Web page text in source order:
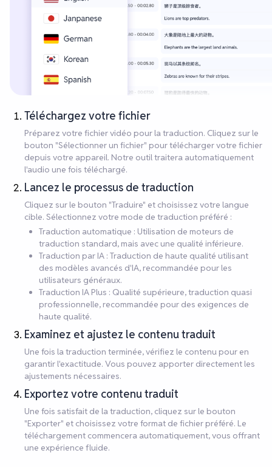
Téléchargez votre fichier
Préparez votre fichier vidéo pour la traduction. Cliquez sur le
bouton "Sélectionner un fichier" pour télécharger votre fichier
depuis votre appareil. Notre outil traitera automatiquement
l'audio une fois téléchargé.
Lancez le processus de traduction
Cliquez sur le bouton "Traduire" et choisissez votre langue
cible. Sélectionnez votre mode de traduction préféré :
Traduction automatique : Utilisation de moteurs de
traduction standard, mais avec une qualité inférieure.
Traduction par IA : Traduction de haute qualité utilisant
des modèles avancés d'IA, recommandée pour les
utilisateurs généraux.
Traduction IA Plus : Qualité supérieure, traduction quasi
professionnelle, recommandée pour des exigences de
haute qualité.
Examinez et ajustez le contenu traduit
Une fois la traduction terminée, vérifiez le contenu pour en
garantir l'exactitude. Vous pouvez apporter directement les
ajustements nécessaires.
Exportez votre contenu traduit
Une fois satisfait de la traduction, cliquez sur le bouton
"Exporter" et choisissez votre format de fichier préféré. Le
téléchargement commencera automatiquement, vous offrant
une expérience fluide.